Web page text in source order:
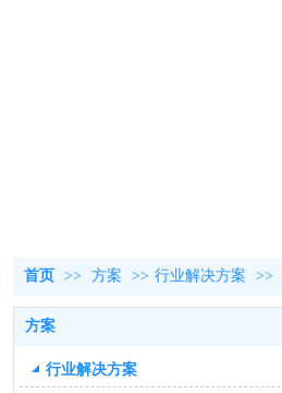
首页 >> 方案 >> 行业解决方案 >>
方案
行业解决方案